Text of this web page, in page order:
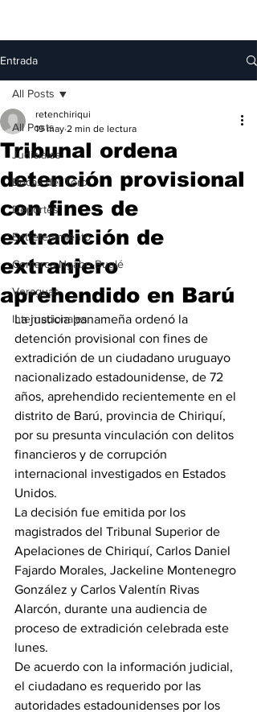
Entrada
All Posts
Judiciales
Bocas del Toro
Deportes
Entretenimiento
Comarca Ngäbe-Buglé
Veraguas
Internacionales
All Posts
Tribunal ordena
detención provisional
con fines de
extradición de
extranjero
aprehendido en Barú
retenchiriqui
19 may 2 min de lectura
La justicia panameña ordenó la
detención provisional con fines de
extradición de un ciudadano uruguayo
nacionalizado estadounidense, de 72
años, aprehendido recientemente en el
distrito de Barú, provincia de Chiriquí,
por su presunta vinculación con delitos
financieros y de corrupción
internacional investigados en Estados
Unidos.
La decisión fue emitida por los
magistrados del Tribunal Superior de
Apelaciones de Chiriquí, Carlos Daniel
Fajardo Morales, Jackeline Montenegro
González y Carlos Valentín Rivas
Alarcón, durante una audiencia de
proceso de extradición celebrada este
lunes.
De acuerdo con la información judicial,
el ciudadano es requerido por las
autoridades estadounidenses por los